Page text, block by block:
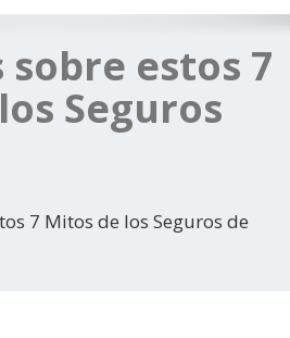
sobre estos 7
Seguros
7 Mitos de los Seguros de